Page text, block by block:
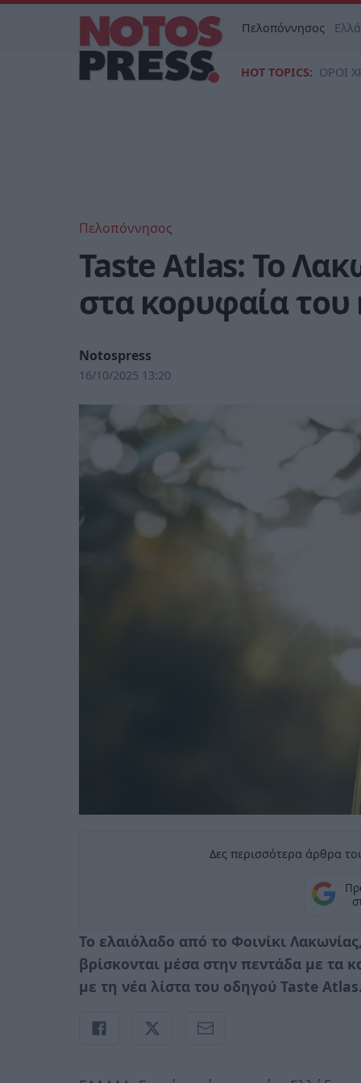
Πελοπόννησος
HOT TOPICS: ΟΡΟΙ
Πελοπόννησος
Taste Atlas: Το
στα κορυφαία
Notospress
16/10/2025 13:20
Δες περισσότερα άρθρα
Το ελαιόλαδο από το Φοινίκι
βρίσκονται μέσα στην πεντάδα με τα
με τη νέα λίστα του οδηγού Taste Atlas.